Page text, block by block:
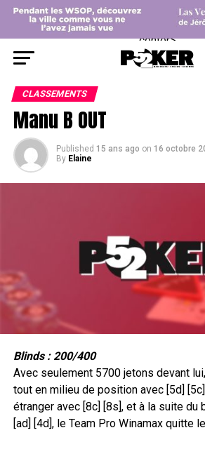
center>
CLASSEMENTS
Manu B OUT
Published 15 ans ago on 16 octobre
By Elaine
Blinds : 200/400
Avec seulement 5700 jetons devant
tout en milieu de position avec [5d]
étranger avec [8c] [8s], et à la suite du
[ad] [4d], le Team Pro Winamax quitte